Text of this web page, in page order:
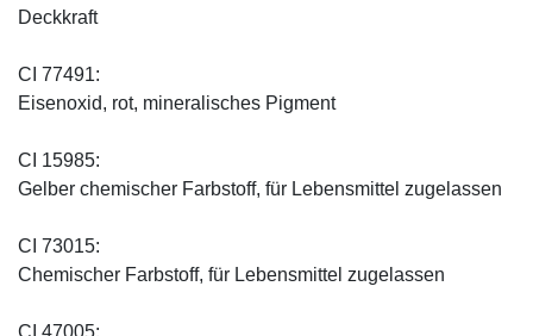
Deckkraft
CI 77491:
Eisenoxid, rot, mineralisches Pigment
CI 15985:
Gelber chemischer Farbstoff, für Lebensmittel zugelassen
CI 73015:
Chemischer Farbstoff, für Lebensmittel zugelassen
CI 47005: